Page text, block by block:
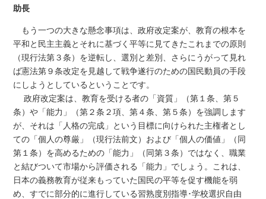
助長
もう一つの大きな懸念事項は、政府改定案が、教育の根本を
平和と民主主義とそれに基づく平等に見てきたこれまでの原則
（現行法第３条）を逆転し、選別と差別、さらにうがって見れ
ば憲法第９条改定を見越して戦争遂行のための国民動員の手段
にしようとしているということです。
政府改定案は、教育を受ける者の「資質」（第１条、第５
条）や「能力」（第２条２項、第４条、第５条）を強調します
が、それは「人格の完成」という目標に向けられた主権者とし
ての「個人の尊厳」（現行法前文）および「個人の価値」（同
第１条）を高めるための「能力」（同第３条）ではなく、職業
と結びついて市場から評価される「能力」でしょう。これは、
日本の義務教育が従来もっていた国民の平等を促す機能を弱
め、すでに部分的に進行している習熟度別指導･学校選択自由